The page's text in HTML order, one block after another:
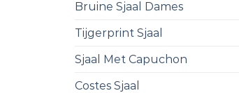
Bruine Sjaal Dames
Tijgerprint Sjaal
Sjaal Met Capuchon
Costes Sjaal